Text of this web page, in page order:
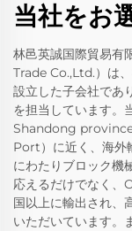
当社をお
林邑英誠国際貿易
Trade Co.,Ltd.）は
設立した子会社であ
を担当しています
Shandong
Port）に近く、海外
にわたりブロック機
応えるだけでなく、
国以上に輸出され、
いただいています。